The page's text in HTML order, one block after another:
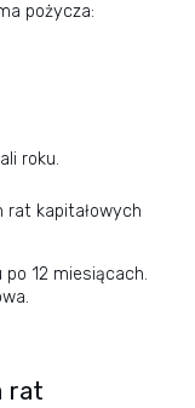
pożycza:
roku.
rat kapitałowych
po 12 miesiącach.
rat